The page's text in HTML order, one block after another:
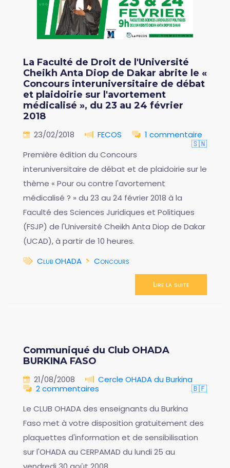
La Faculté de Droit de l'Université
Cheikh Anta Diop de Dakar abrite le «
Concours interuniversitaire de débat
et plaidoirie sur l'avortement
médicalisé », du 23 au 24 février
2018
23/02/2018 FECOS
1 commentaire
🇸🇳
Première édition du Concours
interuniversitaire de débat et de plaidoirie sur le
thème « Pour ou contre l'avortement
médicalisé ? » du 23 au 24 février 2018 à la
Faculté des Sciences Juridiques et Politiques
(FSJP) de l'Université Cheikh Anta Diop de Dakar
(UCAD), à partir de 10 heures.
Club OHADA
Concours
Lire la suite
Communiqué du Club OHADA
BURKINA FASO
21/08/2008
Cercle OHADA du Burkina
2 commentaires
🇧🇫
Le CLUB OHADA des enseignants du Burkina
Faso met à votre disposition gratuitement des
plaquettes d'information et de sensibilisation
sur l'OHADA au CERPAMAD du lundi 25 au